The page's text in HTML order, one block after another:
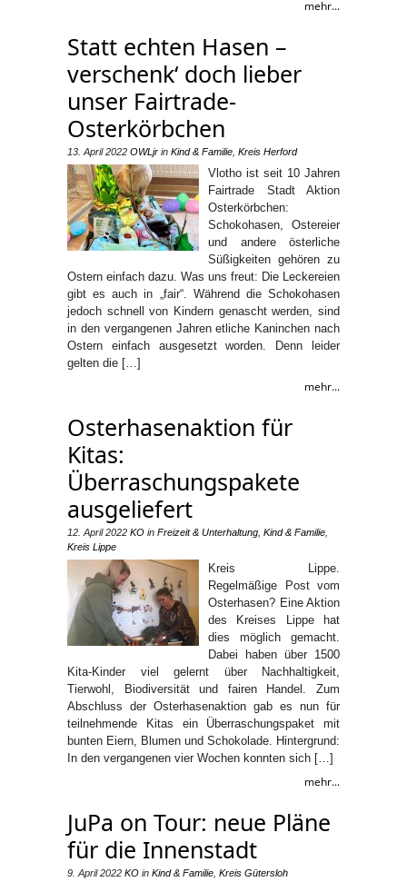
mehr...
Statt echten Hasen –
verschenk‘ doch lieber
unser Fairtrade-
Osterkörbchen
13. April 2022 OWLjr in Kind & Familie Kreis Herford
Vlotho ist seit 10 Jahren
Fairtrade Stadt Aktion
Osterkörbchen:
Schokohasen, Ostereier
und andere österliche
Süßigkeiten gehören zu
Ostern einfach dazu. Was uns freut: Die Leckereien
gibt es auch in „fair“. Während die Schokohasen
jedoch schnell von Kindern genascht werden, sind
in den vergangenen Jahren etliche Kaninchen nach
Ostern einfach ausgesetzt worden. Denn leider
gelten die […]
mehr...
Osterhasenaktion für
Kitas:
Überraschungspakete
ausgeliefert
12. April 2022 KO in Freizeit & Unterhaltung Kind & Familie
Kreis Lippe
Kreis Lippe.
Regelmäßige Post vom
Osterhasen? Eine Aktion
des Kreises Lippe hat
dies möglich gemacht.
Dabei haben über 1500
Kita-Kinder viel gelernt über Nachhaltigkeit,
Tierwohl, Biodiversität und fairen Handel. Zum
Abschluss der Osterhasenaktion gab es nun für
teilnehmende Kitas ein Überraschungspaket mit
bunten Eiern, Blumen und Schokolade. Hintergrund:
In den vergangenen vier Wochen konnten sich […]
mehr...
JuPa on Tour: neue Pläne
für die Innenstadt
9. April 2022 KO in Kind & Familie Kreis Gütersloh